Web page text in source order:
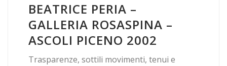
BEATRICE PERIA –
GALLERIA ROSASPINA –
ASCOLI PICENO 2002
Trasparenze, sottili movimenti, tenui e